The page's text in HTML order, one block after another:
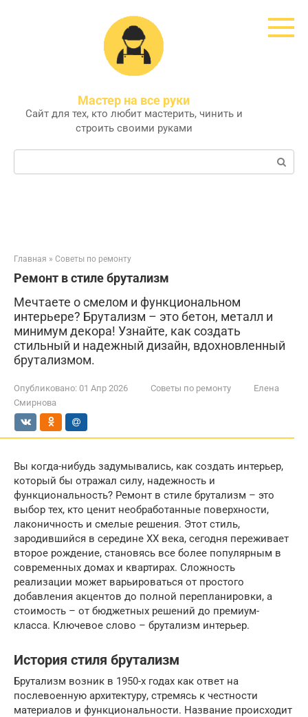
Мастер на все руки
Сайт для тех, кто любит мастерить, чинить и
строить своими руками
Поиск:
Главная » Советы по ремонту
Ремонт в стиле брутализм
Мечтаете о смелом и функциональном
интерьере? Брутализм – это бетон, металл и
минимум декора! Узнайте, как создать
стильный и надежный дизайн, вдохновленный
брутализмом.
Опубликовано: 01 Апр 2026 Советы по ремонту
Елена
Смирнова
Вы когда-нибудь задумывались, как создать интерьер,
который бы отражал силу, надежность и
функциональность? Ремонт в стиле брутализм – это
выбор тех, кто ценит необработанные поверхности,
лаконичность и смелые решения. Этот стиль,
зародившийся в середине XX века, сегодня переживает
второе рождение, становясь все более популярным в
современных домах и квартирах. Сложность
реализации может варьироваться от простого
добавления акцентов до полной перепланировки, а
стоимость – от бюджетных решений до премиум-
класса. Ключевое слово – брутализм интерьер.
История стиля брутализм
Брутализм возник в 1950-х годах как ответ на
послевоенную архитектуру, стремясь к честности
материалов и функциональности. Название происходит